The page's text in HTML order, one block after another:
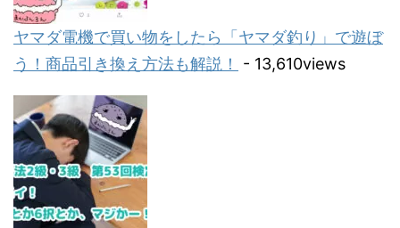
ヤマダ電機で買い物をしたら「ヤマダ釣り」で遊ぼ
う！商品引き換え方法も解説！
- 13,610views